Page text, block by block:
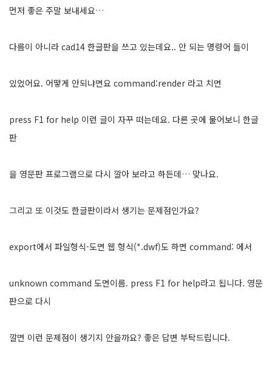
먼저 좋은 주말 보내세요…
다름이 아니라 cad14 한글판을 쓰고 있는데요.. 안 되는 명령어 들이
있었어요. 어떻게 안되냐면요 command:render 라고 치면
press F1 for help 이런 글이 자꾸 떠는데요. 다른 곳에 물어보니 한글
판
을 영문판 프로그램으로 다시 깔아 보라고 하든데… 맞나요.
그리고 또 이것도 한글판이라서 생기는 문제점인가요?
export에서 파일형식-도면 웹 형식(*.dwf)도 하면 command: 에서
unknown command 도면이름. press F1 for help라고 됩니다. 영문
판으로 다시
깔면 이런 문제점이 생기지 안을까요? 좋은 답변 부탁드립니다.